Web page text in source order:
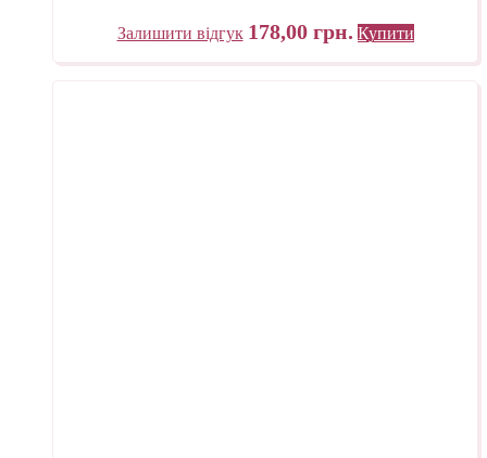
Залишити відгук 178,00 грн. Купити